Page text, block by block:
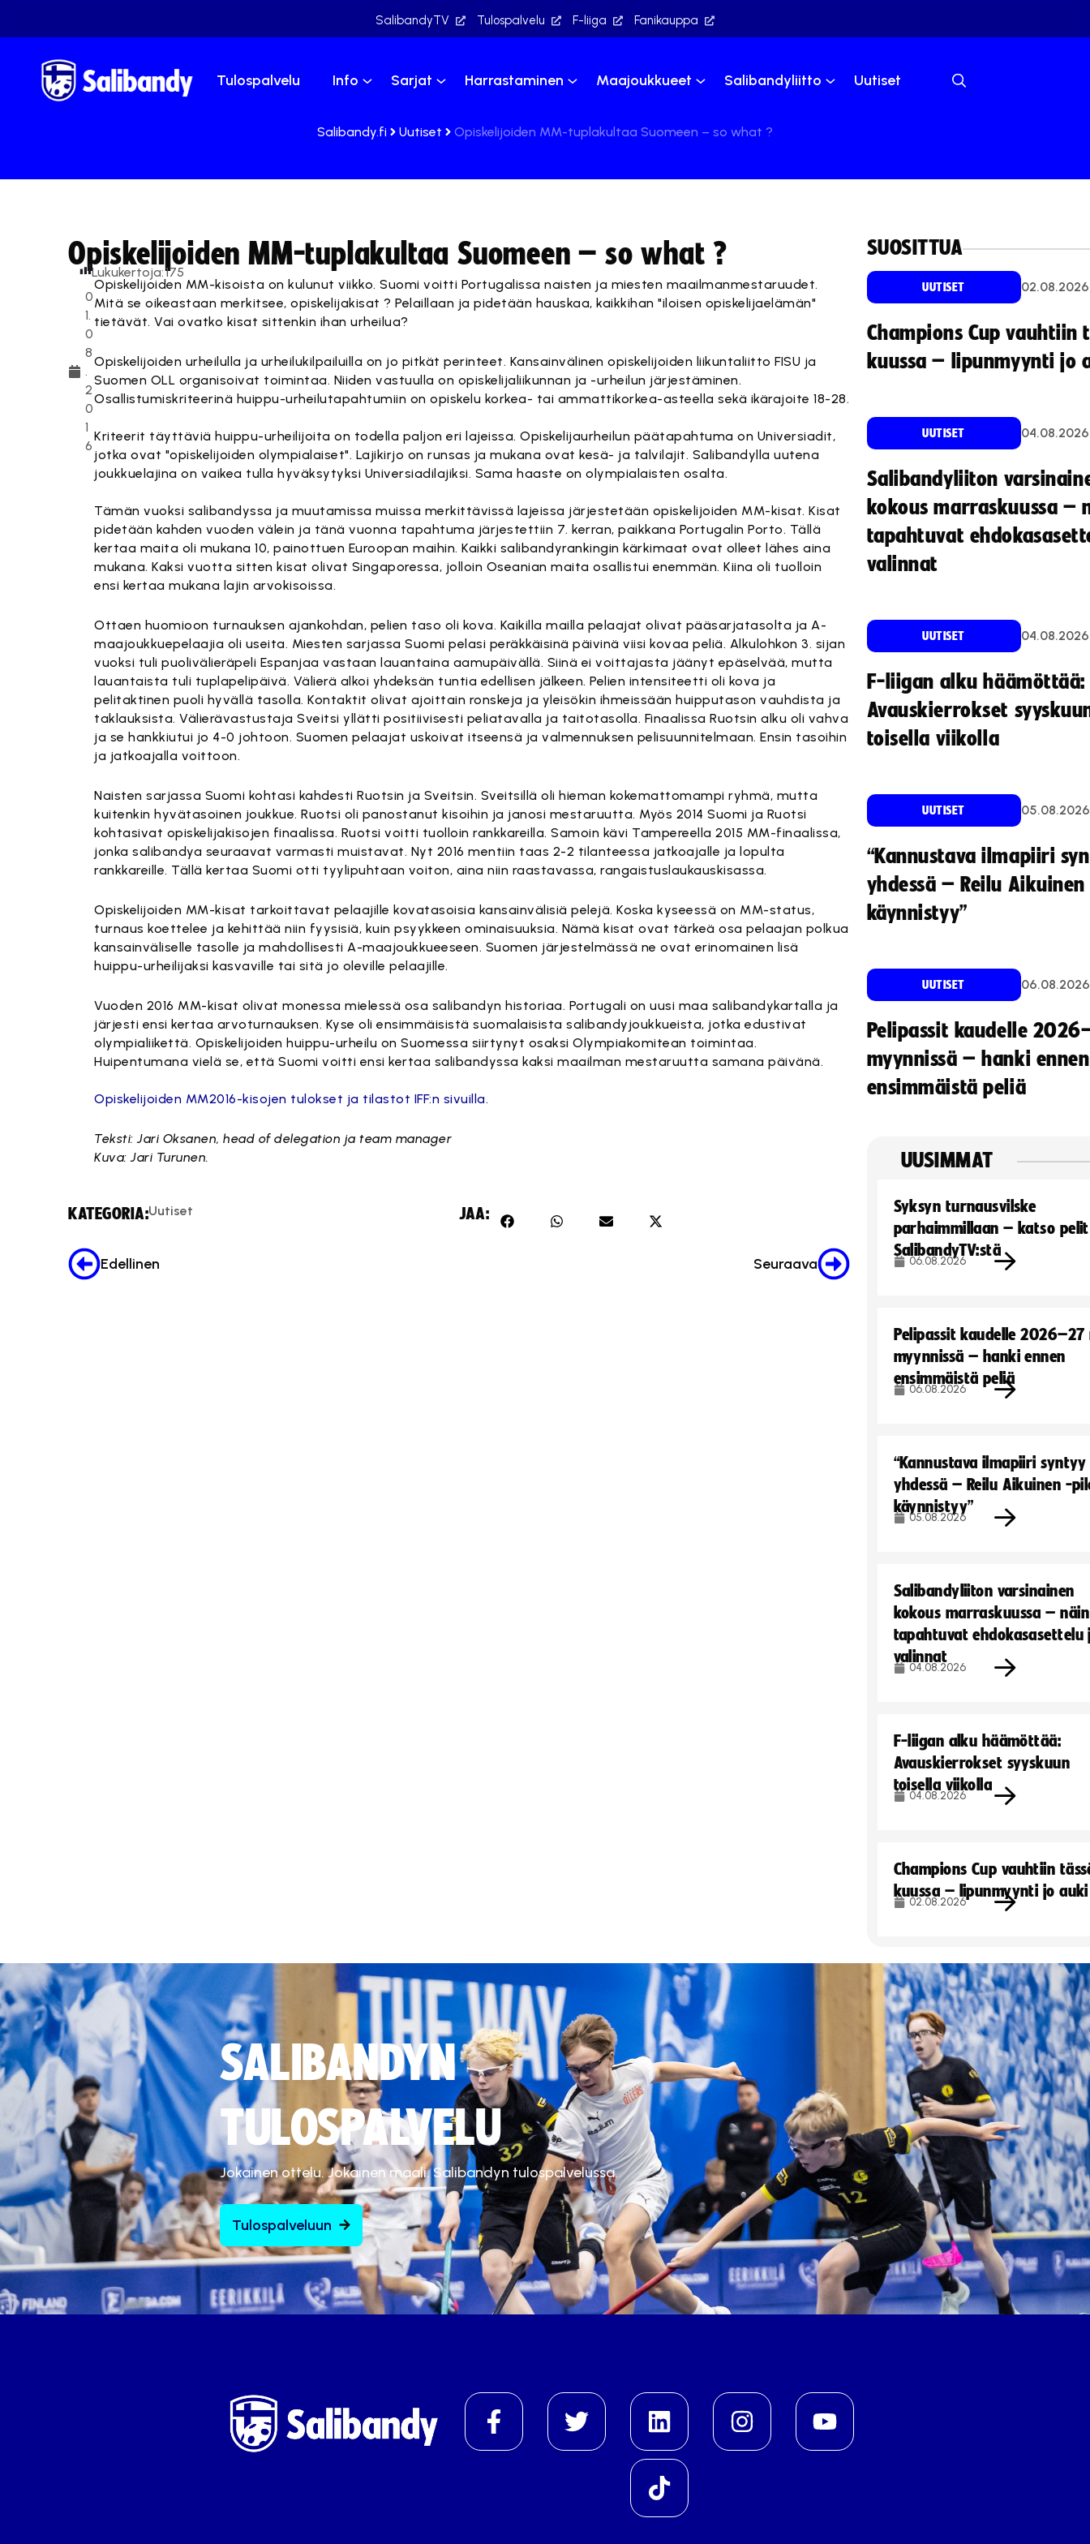
SalibandyTV Tulospalvelu F-liiga Fanikauppa
Tulospalvelu Info Sarjat Harrastaminen Maajoukkueet Salibandyliitto Uutiset
Salibandy.fi Uutiset Opiskelijoiden MM-tuplakultaa Suomeen – so what ?
Opiskelijoiden MM-tuplakultaa Suomeen – so what ?
0
1.
0
8
.
2
0
1
6
Lukukertoja:175
Opiskelijoiden MM-kisoista on kulunut viikko. Suomi voitti Portugalissa naisten ja miesten maailmanmestaruudet.
Mitä se oikeastaan merkitsee, opiskelijakisat ? Pelaillaan ja pidetään hauskaa, kaikkihan "iloisen opiskelijaelämän"
tietävät. Vai ovatko kisat sittenkin ihan urheilua?
Opiskelijoiden urheilulla ja urheilukilpailuilla on jo pitkät perinteet. Kansainvälinen opiskelijoiden liikuntaliitto FISU ja
Suomen OLL organisoivat toimintaa. Niiden vastuulla on opiskelijaliikunnan ja -urheilun järjestäminen.
Osallistumiskriteerinä huippu-urheilutapahtumiin on opiskelu korkea- tai ammattikorkea-asteella sekä ikärajoite 18-28.
Kriteerit täyttäviä huippu-urheilijoita on todella paljon eri lajeissa. Opiskelijaurheilun päätapahtuma on Universiadit,
jotka ovat "opiskelijoiden olympialaiset". Lajikirjo on runsas ja mukana ovat kesä- ja talvilajit. Salibandylla uutena
joukkuelajina on vaikea tulla hyväksytyksi Universiadilajiksi. Sama haaste on olympialaisten osalta.
Tämän vuoksi salibandyssa ja muutamissa muissa merkittävissä lajeissa järjestetään opiskelijoiden MM-kisat. Kisat
pidetään kahden vuoden välein ja tänä vuonna tapahtuma järjestettiin 7. kerran, paikkana Portugalin Porto. Tällä
kertaa maita oli mukana 10, painottuen Euroopan maihin. Kaikki salibandyrankingin kärkimaat ovat olleet lähes aina
mukana. Kaksi vuotta sitten kisat olivat Singaporessa, jolloin Oseanian maita osallistui enemmän. Kiina oli tuolloin
ensi kertaa mukana lajin arvokisoissa.
Ottaen huomioon turnauksen ajankohdan, pelien taso oli kova. Kaikilla mailla pelaajat olivat pääsarjatasolta ja A-
maajoukkuepelaajia oli useita. Miesten sarjassa Suomi pelasi peräkkäisinä päivinä viisi kovaa peliä. Alkulohkon 3. sijan
vuoksi tuli puolivälieräpeli Espanjaa vastaan lauantaina aamupäivällä. Siinä ei voittajasta jäänyt epäselvää, mutta
lauantaista tuli tuplapelipäivä. Välierä alkoi yhdeksän tuntia edellisen jälkeen. Pelien intensiteetti oli kova ja
pelitaktinen puoli hyvällä tasolla. Kontaktit olivat ajoittain ronskeja ja yleisökin ihmeissään huipputason vauhdista ja
taklauksista. Välierävastustaja Sveitsi yllätti positiivisesti peliatavalla ja taitotasolla. Finaalissa Ruotsin alku oli vahva
ja se hankkiutui jo 4-0 johtoon. Suomen pelaajat uskoivat itseensä ja valmennuksen pelisuunnitelmaan. Ensin tasoihin
ja jatkoajalla voittoon.
Naisten sarjassa Suomi kohtasi kahdesti Ruotsin ja Sveitsin. Sveitsillä oli hieman kokemattomampi ryhmä, mutta
kuitenkin hyvätasoinen joukkue. Ruotsi oli panostanut kisoihin ja janosi mestaruutta. Myös 2014 Suomi ja Ruotsi
kohtasivat opiskelijakisojen finaalissa. Ruotsi voitti tuolloin rankkareilla. Samoin kävi Tampereella 2015 MM-finaalissa,
jonka salibandya seuraavat varmasti muistavat. Nyt 2016 mentiin taas 2-2 tilanteessa jatkoajalle ja lopulta
rankkareille. Tällä kertaa Suomi otti tyylipuhtaan voiton, aina niin raastavassa, rangaistuslaukauskisassa.
Opiskelijoiden MM-kisat tarkoittavat pelaajille kovatasoisia kansainvälisiä pelejä. Koska kyseessä on MM-status,
turnaus koettelee ja kehittää niin fyysisiä, kuin psyykkeen ominaisuuksia. Nämä kisat ovat tärkeä osa pelaajan polkua
kansainväliselle tasolle ja mahdollisesti A-maajoukkueeseen. Suomen järjestelmässä ne ovat erinomainen lisä
huippu-urheilijaksi kasvaville tai sitä jo oleville pelaajille.
Vuoden 2016 MM-kisat olivat monessa mielessä osa salibandyn historiaa. Portugali on uusi maa salibandykartalla ja
järjesti ensi kertaa arvoturnauksen. Kyse oli ensimmäisistä suomalaisista salibandyjoukkueista, jotka edustivat
olympialiikettä. Opiskelijoiden huippu-urheilu on Suomessa siirtynyt osaksi Olympiakomitean toimintaa.
Huipentumana vielä se, että Suomi voitti ensi kertaa salibandyssa kaksi maailman mestaruutta samana päivänä.
Opiskelijoiden MM2016-kisojen tulokset ja tilastot IFF:n sivuilla.
Teksti: Jari Oksanen, head of delegation ja team manager
Kuva: Jari Turunen.
KATEGORIA:Uutiset JAA:
Edellinen Seuraava
SUOSITTUA
UUTISET 02.08.2026
Champions Cup vauhtiin
kuussa – lipunmyynti jo
UUTISET 04.08.2026
Salibandyliiton
kokous marraskuussa –
tapahtuvat
valinnat
UUTISET 04.08.2026
F-liigan alku häämöttää:
Avauskierrokset
toisella viikolla
UUTISET 05.08.2026
“Kannustava ilmapiiri
yhdessä – Reilu
käynnistyy”
UUTISET 06.08.2026
Pelipassit kaudelle
myynnissä – hanki ennen
ensimmäistä peliä
UUSIMMAT
Syksyn turnausvilske
parhaimmillaan – katso pelit
SalibandyTV:stä
06.08.2026
Pelipassit kaudelle
myynnissä – hanki ennen
ensimmäistä peliä
06.08.2026
“Kannustava ilmapiiri syntyy
yhdessä – Reilu Aikuinen -
käynnistyy”
05.08.2026
Salibandyliiton varsinainen
kokous marraskuussa – näin
tapahtuvat ehdokasasettelu
valinnat
04.08.2026
F-liigan alku häämöttää:
Avauskierrokset syyskuun
toisella viikolla
04.08.2026
Champions Cup vauhtiin
kuussa – lipunmyynti jo auki
02.08.2026
SALIBANDYN
TULOSPALVELU
Jokainen ottelu. Jokainen maali. Salibandyn tulospalvelussa.
Tulospalveluun